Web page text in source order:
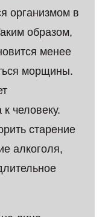
организмом в
образом,
менее
морщины.
человеку.
старение
алкоголя,